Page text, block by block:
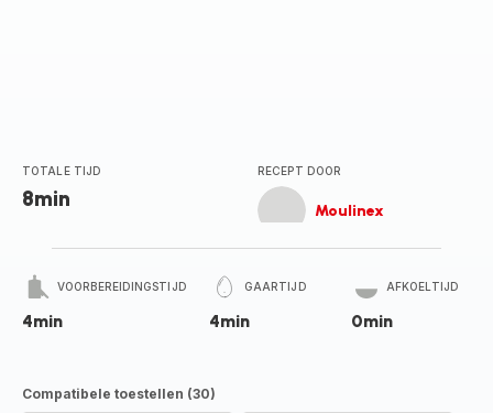
TOTALE TIJD
8min
RECEPT DOOR
Moulinex
VOORBEREIDINGSTIJD
4min
GAARTIJD
4min
AFKOELTIJD
0min
Compatibele toestellen (30)